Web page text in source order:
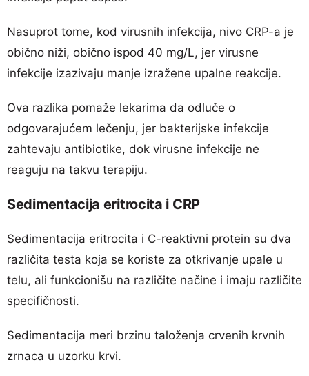
Nasuprot tome, kod virusnih infekcija, nivo CRP-a je
obično niži, obično ispod 40 mg/L, jer virusne
infekcije izazivaju manje izražene upalne reakcije.
Ova razlika pomaže lekarima da odluče o
odgovarajućem lečenju, jer bakterijske infekcije
zahtevaju antibiotike, dok virusne infekcije ne
reaguju na takvu terapiju.
Sedimentacija eritrocita i CRP
Sedimentacija eritrocita i C-reaktivni protein su dva
različita testa koja se koriste za otkrivanje upale u
telu, ali funkcionišu na različite načine i imaju različite
specifičnosti.
Sedimentacija meri brzinu taloženja crvenih krvnih
zrnaca u uzorku krvi.